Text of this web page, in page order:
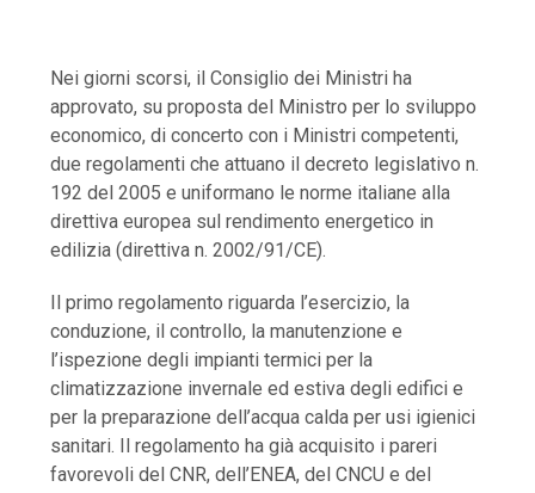
Nei giorni scorsi, il Consiglio dei Ministri ha
approvato, su proposta del Ministro per lo sviluppo
economico, di concerto con i Ministri competenti,
due regolamenti che attuano il decreto legislativo n.
192 del 2005 e uniformano le norme italiane alla
direttiva europea sul rendimento energetico in
edilizia (direttiva n. 2002/91/CE).
Il primo regolamento riguarda l’esercizio, la
conduzione, il controllo, la manutenzione e
l’ispezione degli impianti termici per la
climatizzazione invernale ed estiva degli edifici e
per la preparazione dell’acqua calda per usi igienici
sanitari. Il regolamento ha già acquisito i pareri
favorevoli del CNR, dell’ENEA, del CNCU e del